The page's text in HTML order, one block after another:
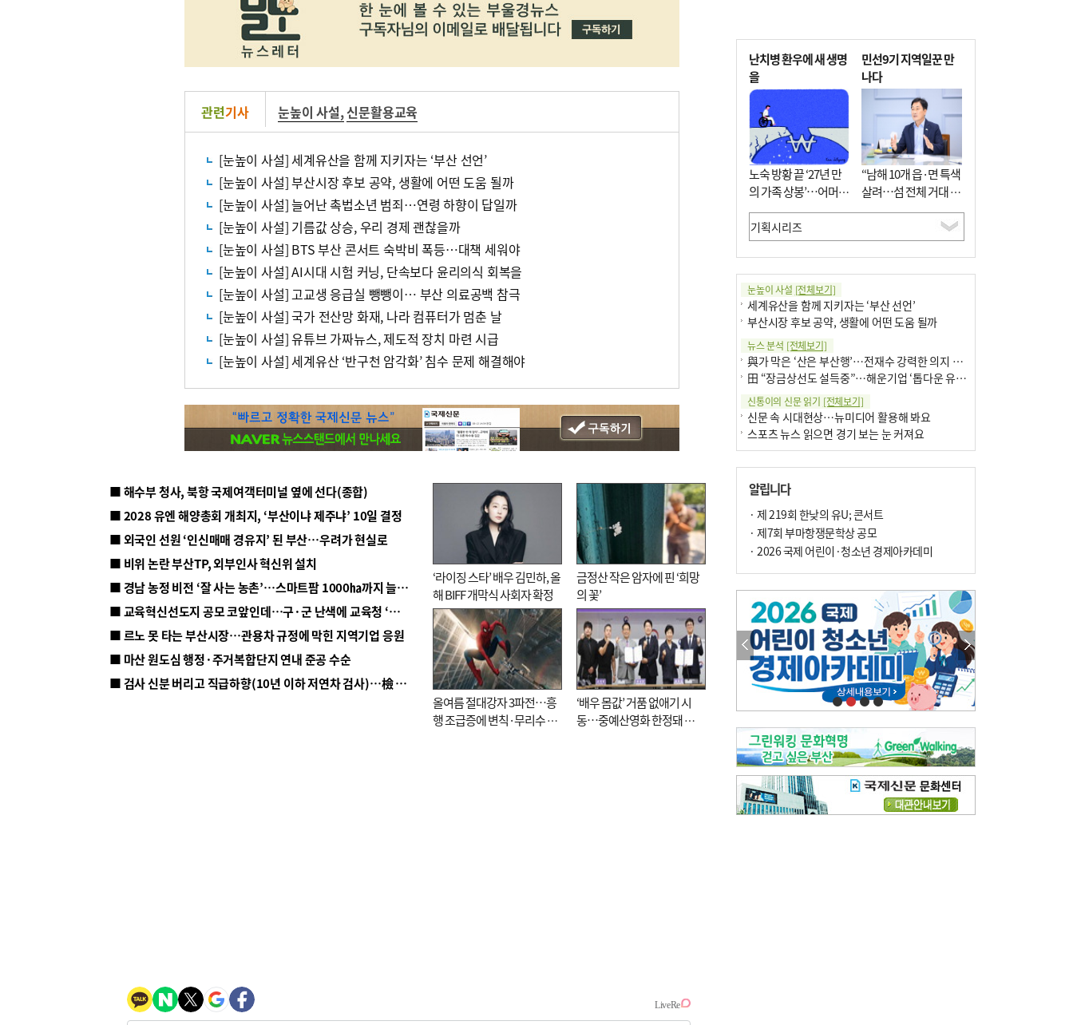
관련기사 눈높이 사설,신문활용교육
[눈높이 사설] 세계유산을 함께 지키자는 ‘부산 선언’
[눈높이 사설] 부산시장 후보 공약, 생활에 어떤 도움 될까
[눈높이 사설] 늘어난 촉법소년 범죄…연령 하향이 답일까
[눈높이 사설] 기름값 상승, 우리 경제 괜찮을까
[눈높이 사설] BTS 부산 콘서트 숙박비 폭등…대책 세워야
[눈높이 사설] AI시대 시험 커닝, 단속보다 윤리의식 회복을
[눈높이 사설] 고교생 응급실 뺑뺑이… 부산 의료공백 참극
[눈높이 사설] 국가 전산망 화재, 나라 컴퓨터가 멈춘 날
[눈높이 사설] 유튜브 가짜뉴스, 제도적 장치 마련 시급
[눈높이 사설] 세계유산 ‘반구천 암각화’ 침수 문제 해결해야
■ 해수부 청사, 북항 국제여객터미널 옆에 선다(종합)
■ 2028 유엔 해양총회 개최지, ‘부산이냐 제주냐’ 10일 결정
■ 외국인 선원 ‘인신매매 경유지’ 된 부산…우려가 현실로
■ 비위 논란 부산TP, 외부인사 혁신위 설치
■ 경남 농정 비전 ‘잘 사는 농촌’…스마트팜 1000㏊까지 늘린다
■ 교육혁신선도지 공모 코앞인데…구·군 난색에 교육청 ‘쩔쩔’
■ 르노 못 타는 부산시장…관용차 규정에 막힌 지역기업 응원
■ 마산 원도심 행정·주거복합단지 연내 준공 수순
■ 검사 신분 버리고 직급하향(10년 이하 저연차 검사)…檢 중수청행 기피
‘라이징 스타’ 배우 김민하, 올
해 BIFF 개막식 사회자 확정
금정산 작은 암자에 핀 ‘희망
의 꽃’
올여름 절대강자 3파전…흥
행 조급증에 변칙·무리수 마
‘배우 몸값’ 거품 없애기 시
동…중예산영화 한정돼 실
난치병 환우에 새 생명
을
노숙 방황 끝 ‘27년 만
의 가족 상봉’…어머니
와 행복 꿈꿔
민선9기 지역일꾼 만
나다
“남해 10개 읍·면 특색
살려…섬 전체 거대 정
원으로 조성”
눈높이 사설 [전체보기]
세계유산을 함께 지키자는 ‘부산 선언’
부산시장 후보 공약, 생활에 어떤 도움 될까
뉴스 분석 [전체보기]
與가 막은 ‘산은 부산행’…전재수 강력한 의지 표명 없인 공염불
田 “장금상선도 설득중”…해운기업 ‘톱다운 유치전’ 가속
신통이의 신문 읽기 [전체보기]
신문 속 시대현상…뉴미디어 활용해 봐요
스포츠 뉴스 읽으면 경기 보는 눈 커져요
구·군 승진 축하화분 관행 없애자니 소상공인 울상
팩트체크[전체보기]
의령 한우산 털중나리
한 손 뉴스[전체보기]
시민이 개발한 폭염 대응 앱 ‘그늘로’ 길안내 지도 등 인기
골목 맛집 발굴 고메 셀렉션…부산시, 페스티벌 시월 연계
오늘의 날씨-[전체보기]
오늘의 날씨- 2026년 8월 7일
오늘의 날씨- 2026년 8월 6일
우리 결혼해요-[전체보기]
우리 결혼해요- 김홍윤·정세빈 커플
알립니다
· 제 219회 한낮의 유U; 콘서트
· 제7회 부마항쟁문학상 공모
· 2026 국제 어린이·청소년 경제아카데미